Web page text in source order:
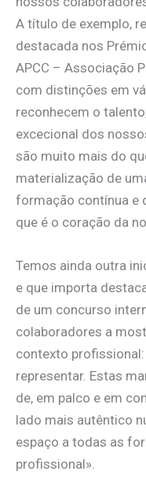
A título de exemplo,
destacada nos
APCC – Associação
com distinções em
reconhecem o
excecional dos
são muito mais do
materialização de
formação contínua e
que é o coração da
Temos ainda outra
e que importa
de um concurso
colaboradores a
contexto profissional:
representar. Estas
de, em palco e em
lado mais autêntico
espaço a todas as
profissional».